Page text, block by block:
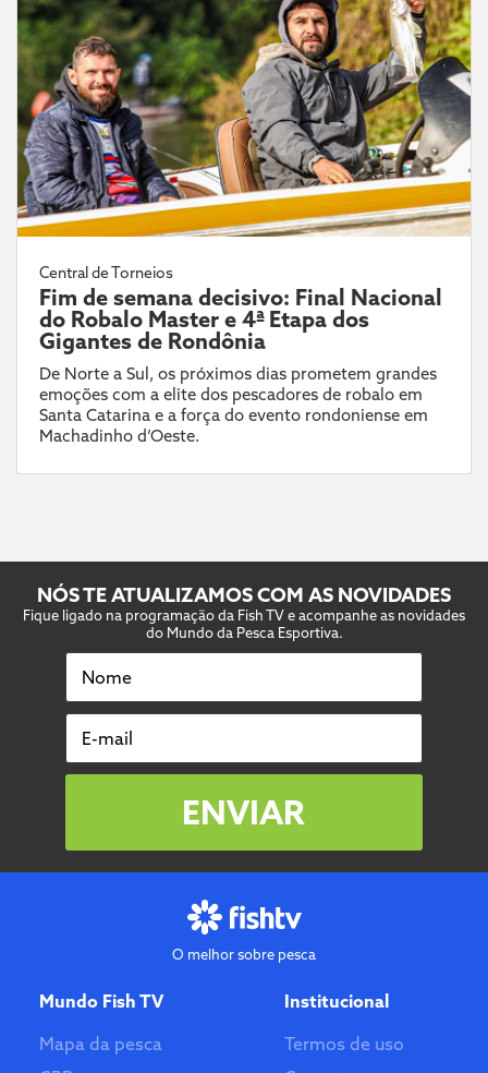
Central de Torneios
Fim de semana decisivo: Final Nacional
do Robalo Master e 4ª Etapa dos
Gigantes de Rondônia
De Norte a Sul, os próximos dias prometem grandes
emoções com a elite dos pescadores de robalo em
Santa Catarina e a força do evento rondoniense em
Machadinho d’Oeste.
NÓS TE ATUALIZAMOS COM AS NOVIDADES
Fique ligado na programação da Fish TV e acompanhe as novidades
do Mundo da Pesca Esportiva.
Nome
E-mail
ENVIAR
O melhor sobre pesca
Mundo Fish TV
Mapa da pesca
Institucional
Termos de uso